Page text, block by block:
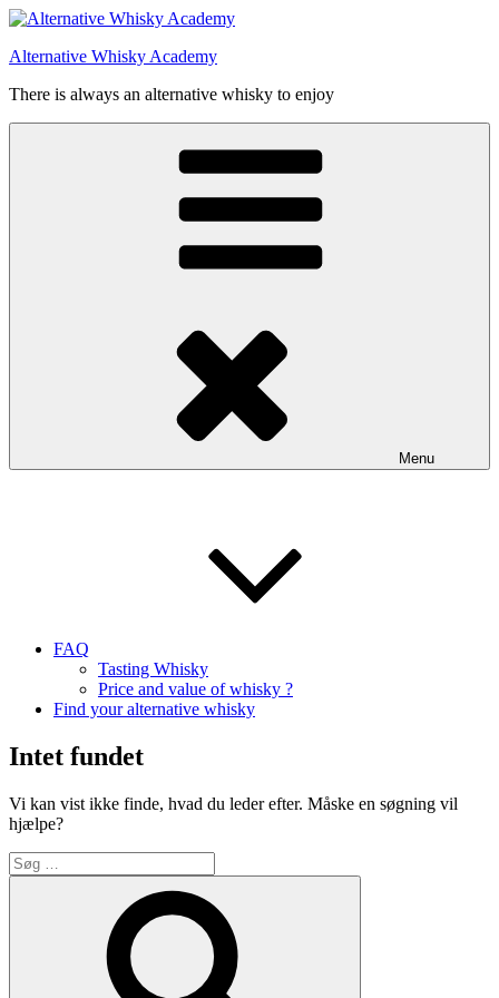
Videre
indhold
Alternative Whisky Academy
There is always an alternative whisky to enjoy
Menu
FAQ
Tasting Whisky
Price and value of whisky ?
Find your alternative whisky
Intet fundet
Vi kan vist ikke finde, hvad du leder efter. Måske en søgning vil
hjælpe?
Søg
efter: